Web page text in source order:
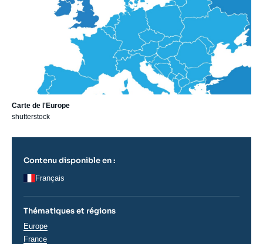
Carte de l'Europe
shutterstock
Contenu disponible en :
Français
Thématiques et régions
Régions
Europe
France